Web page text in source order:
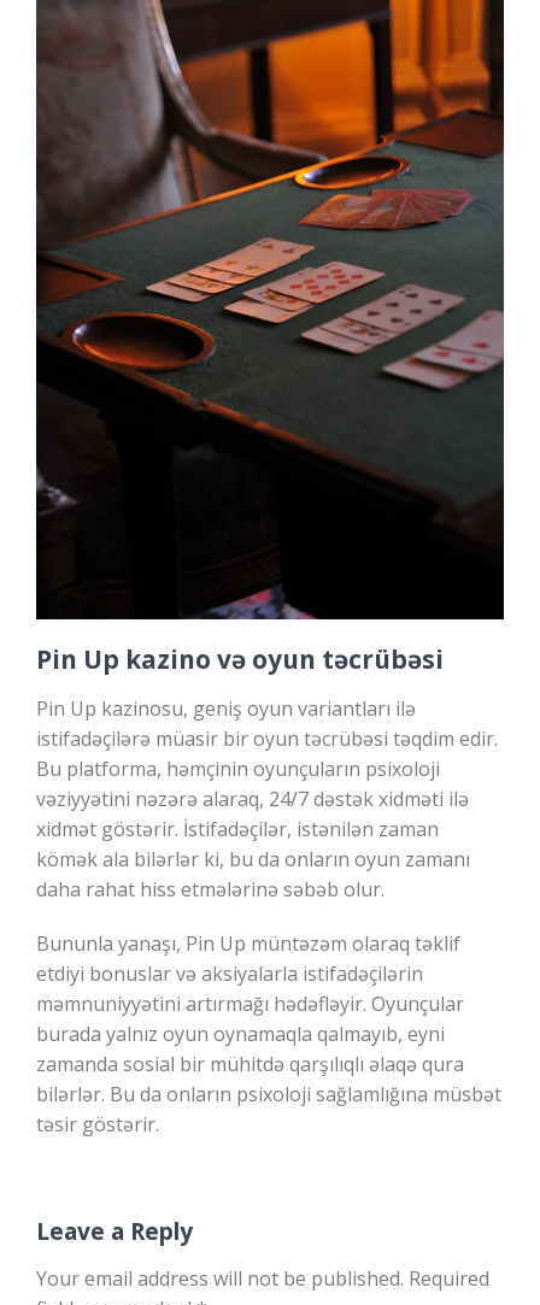
Pin Up kazino və oyun təcrübəsi
Pin Up kazinosu, geniş oyun variantları ilə
istifadəçilərə müasir bir oyun təcrübəsi təqdim edir.
Bu platforma, həmçinin oyunçuların psixoloji
vəziyyətini nəzərə alaraq, 24/7 dəstək xidməti ilə
xidmət göstərir. İstifadəçilər, istənilən zaman
kömək ala bilərlər ki, bu da onların oyun zamanı
daha rahat hiss etmələrinə səbəb olur.
Bununla yanaşı, Pin Up müntəzəm olaraq təklif
etdiyi bonuslar və aksiyalarla istifadəçilərin
məmnuniyyətini artırmağı hədəfləyir. Oyunçular
burada yalnız oyun oynamaqla qalmayıb, eyni
zamanda sosial bir mühitdə qarşılıqlı əlaqə qura
bilərlər. Bu da onların psixoloji sağlamlığına müsbət
təsir göstərir.
Leave a Reply
Your email address will not be published. Required